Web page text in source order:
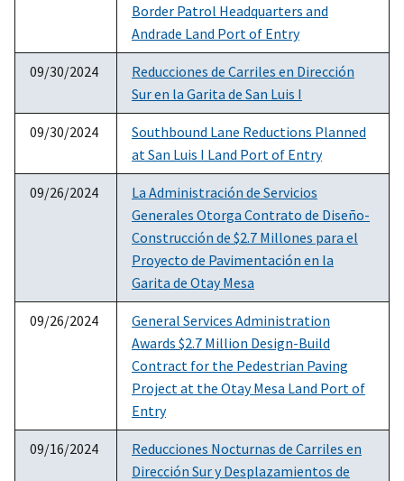
Border Patrol Headquarters and
Andrade Land Port of Entry
09/30/2024
Reducciones de Carriles en Dirección
Sur en la Garita de San Luis I
09/30/2024
Southbound Lane Reductions Planned
at San Luis I Land Port of Entry
09/26/2024
La Administración de Servicios
Generales Otorga Contrato de Diseño-
Construcción de $2.7 Millones para el
Proyecto de Pavimentación en la
Garita de Otay Mesa
09/26/2024
General Services Administration
Awards $2.7 Million Design-Build
Contract for the Pedestrian Paving
Project at the Otay Mesa Land Port of
Entry
09/16/2024
Reducciones Nocturnas de Carriles en
Dirección Sur y Desplazamientos de